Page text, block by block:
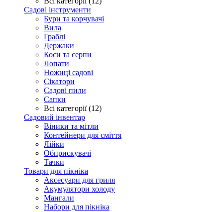
Садові інструменти
Бури та корчувачі
Вила
Граблі
Держаки
Коси та серпи
Лопати
Ножиці садові
Сікатори
Садові пили
Сапки
Всі категорії (12)
Садовий інвентар
Віники та мітли
Контейнери для сміття
Лійки
Обприскувачі
Тачки
Товари для пікніка
Аксесуари для гриля
Акумулятори холоду
Мангали
Набори для пікніка